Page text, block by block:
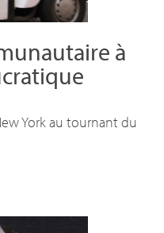
à
York au tournant du